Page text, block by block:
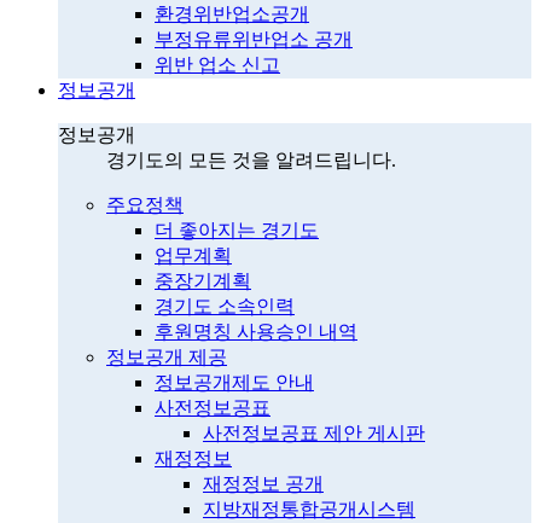
환경위반업소공개
부정유류위반업소 공개
위반 업소 신고
정보공개
정보공개
경기도의 모든 것을 알려드립니다.
주요정책
더 좋아지는 경기도
업무계획
중장기계획
경기도 소속인력
후원명칭 사용승인 내역
정보공개 제공
정보공개제도 안내
사전정보공표
사전정보공표 제안 게시판
재정정보
재정정보 공개
지방재정통합공개시스템